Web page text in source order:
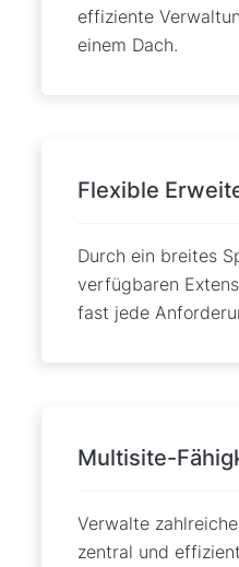
effiziente
einem Dach.
Flexible
Durch ein breites
verfügbaren
fast jede
Multisite-
Verwalte
zentral und